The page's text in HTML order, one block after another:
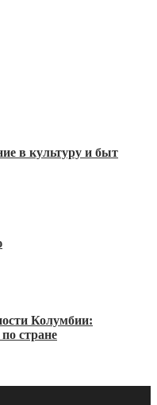
в культуру и быт
Колумбии:
стране